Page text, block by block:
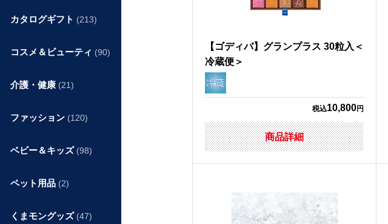
【ゴディバ】グランプラス 30粒入＜
冷蔵便＞
税込10,800円
商品詳細
カタログギフト (213)
コスメ＆ビューティ (90)
介護・健康 (21)
ファッション (120)
ベビー＆キッズ (98)
ペット用品 (2)
くまモングッズ (47)